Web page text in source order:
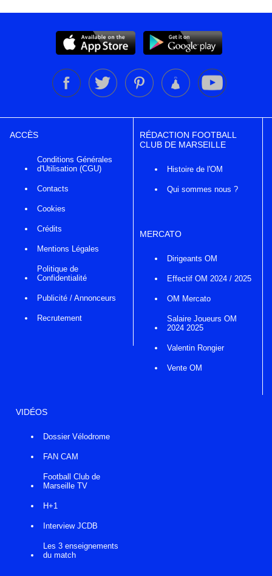
ACCÈS
Conditions Générales
d'Utilisation (CGU)
Contacts
Cookies
Crédits
Mentions Légales
Politique de
Confidentialité
Publicité / Annonceurs
Recrutement
RÉDACTION FOOTBALL
CLUB DE MARSEILLE
Histoire de l'OM
Qui sommes nous ?
MERCATO
Dirigeants OM
Effectif OM 2024 / 2025
OM Mercato
Salaire Joueurs OM
2024 2025
Valentin Rongier
Vente OM
VIDÉOS
Dossier Vélodrome
FAN CAM
Football Club de
Marseille TV
H+1
Interview JCDB
Les 3 enseignements
du match